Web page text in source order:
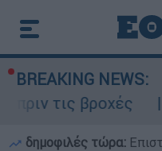
BREAKING NEWS:
δημοφιλές τώρα: